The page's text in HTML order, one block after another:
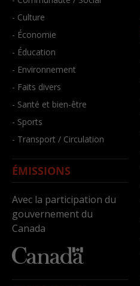
- Culture
- Économie
- Éducation
- Environnement
- Faits divers
- Santé et bien-être
- Sports
- Transport / Circulation
ÉMISSIONS
Avec la participation du
gouvernement du
Canada